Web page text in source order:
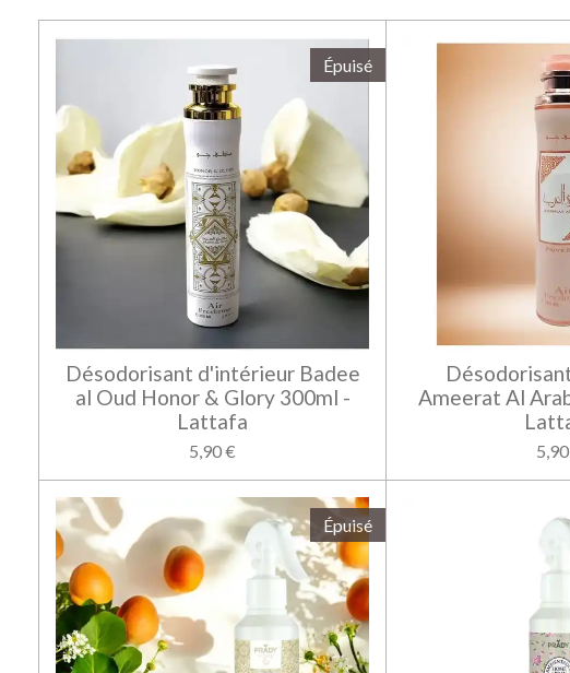
Épuisé
Désodorisant d'intérieur Badee
al Oud Honor & Glory 300ml -
Lattafa
5,90 €
Ameerat Al
Épuisé